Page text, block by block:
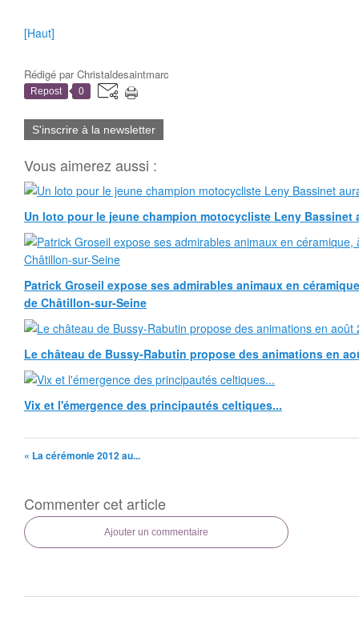
[Haut]
Rédigé parChristaldesaintmarc
Repost 0
S'inscrire à la newsletter
Vous aimerez aussi :
Un loto pour le jeune champion motocycliste Leny Bassinet
Patrick Groseil expose ses admirables animaux en
de Châtillon-sur-Seine
Le château de Bussy-Rabutin propose des animations en
Vix et l'émergence des principautés celtiques...
« La cérémonie 2012 au...
Commenter cet article
Ajouter un commentaire